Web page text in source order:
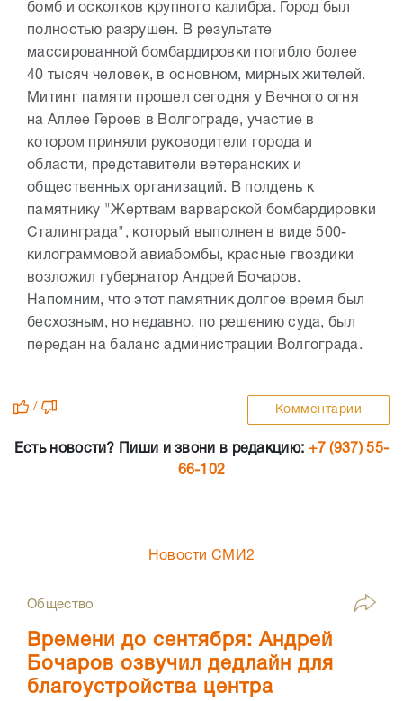
бомб и осколков крупного калибра. Город был
полностью разрушен. В результате
массированной бомбардировки погибло более
40 тысяч человек, в основном, мирных жителей.
Митинг памяти прошел сегодня у Вечного огня
на Аллее Героев в Волгограде, участие в
котором приняли руководители города и
области, представители ветеранских и
общественных организаций. В полдень к
памятнику "Жертвам варварской бомбардировки
Сталинграда", который выполнен в виде 500-
килограммовой авиабомбы, красные гвоздики
возложил губернатор Андрей Бочаров.
Напомним, что этот памятник долгое время был
бесхозным, но недавно, по решению суда, был
передан на баланс администрации Волгограда.
/ Комментарии
Есть новости? Пиши и звони в редакцию: +7 (937) 55-
66-102
Новости СМИ2
Общество
Времени до сентября: Андрей
Бочаров озвучил дедлайн для
благоустройства центра